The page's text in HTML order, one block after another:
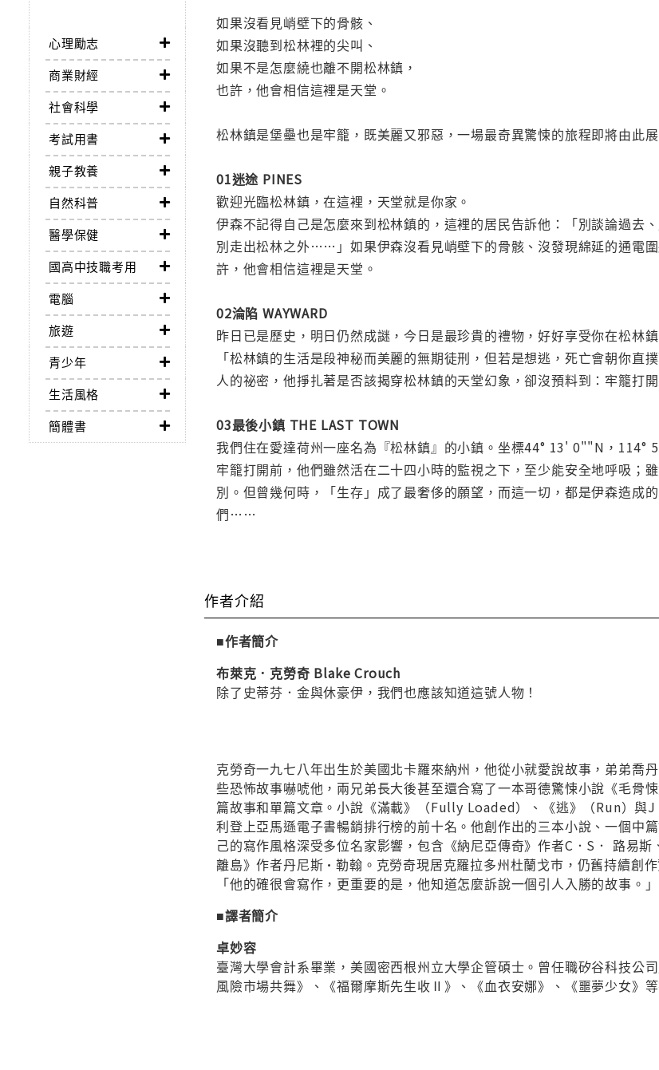
心理勵志
商業財經
社會科學
考試用書
親子教養
自然科普
醫學保健
國高中技職考用
電腦
旅遊
青少年
生活風格
簡體書
如果沒看見峭壁下的骨骸、
如果沒聽到松林裡的尖叫、
如果不是怎麼繞也離不開松林鎮，
也許，他會相信這裡是天堂。
松林鎮是堡壘也是牢籠，既美麗又邪惡，一場最奇異驚悚的旅程即將由此
01迷途 PINES
歡迎光臨松林鎮，在這裡，天堂就是你家。
伊森不記得自己是怎麼來到松林鎮的，這裡的居民告訴他：「別談論過去
別走出松林之外……」如果伊森沒看見峭壁下的骨骸、沒發現綿延的通電
許，他會相信這裡是天堂。
02淪陷 WAYWARD
昨日已是歷史，明日仍然成謎，今日是最珍貴的禮物，好好享受你在松林鎮
「松林鎮的生活是段神秘而美麗的無期徒刑，但若是想逃，死亡會朝你
人的祕密，他掙扎著是否該揭穿松林鎮的天堂幻象，卻沒預料到：牢籠打
03最後小鎮 THE LAST TOWN
我們住在愛達荷州一座名為『松林鎮』的小鎮。坐標44° 13' 0""N，114°
牢籠打開前，他們雖然活在二十四小時的監視之下，至少能安全地呼吸；
別。但曾幾何時，「生存」成了最奢侈的願望，而這一切，都是伊森造成
們……
作者介紹
■作者簡介
布萊克．克勞奇 Blake Crouch
除了史蒂芬．金與休豪伊，我們也應該知道這號人物！
克勞奇一九七八年出生於美國北卡羅來納州，他從小就愛說故事，弟弟
些恐怖故事嚇唬他，兩兄弟長大後甚至還合寫了一本哥德驚悚小說《毛骨
篇故事和單篇文章。小說《滿載》（Fully Loaded）、《逃》（Run）
利登上亞馬遜電子書暢銷排行榜的前十名。他創作出的三本小說、一個中
己的寫作風格深受多位名家影響，包含《納尼亞傳奇》作者C．S． 路易
離島》作者丹尼斯•勒翰。克勞奇現居克羅拉多州杜蘭戈巿，仍舊持續創
「他的確很會寫作，更重要的是，他知道怎麼訴說一個引人入勝的故事。」
■譯者簡介
卓妙容
臺灣大學會計系畢業，美國密西根州立大學企管碩士。曾任職矽谷科技公
風險市場共舞》、《福爾摩斯先生收Ⅱ》、《血衣安娜》、《噩夢少女》等